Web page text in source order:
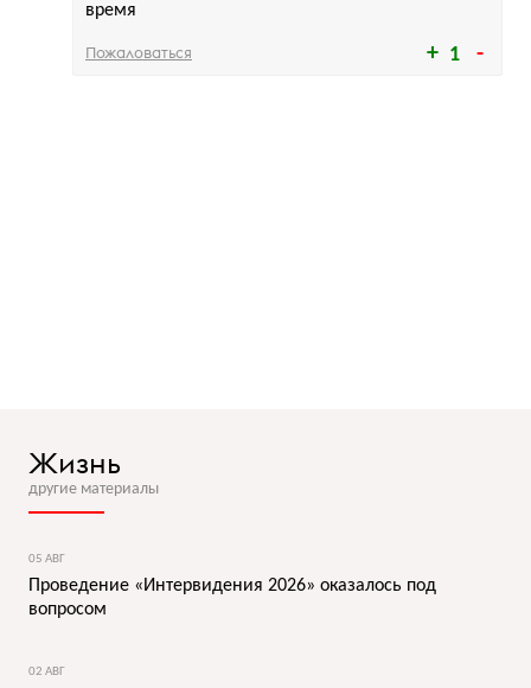
1
время
Пожаловаться
Жизнь
другие материалы
05 АВГ
Проведение «Интервидения 2026» оказалось под
вопросом
02 АВГ